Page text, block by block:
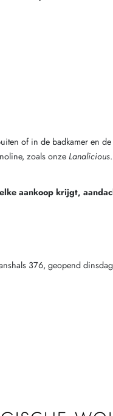
of in de badkamer en
zoals onze Lanalicious
aankoop krijgt,
376, geopend